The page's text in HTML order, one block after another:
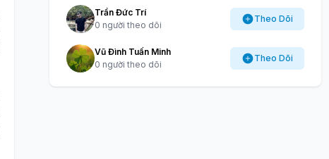
Trần Đức Trí
0 người theo dõi
Theo Dõi
Vũ Đình Tuấn Minh
0 người theo dõi
Theo Dõi